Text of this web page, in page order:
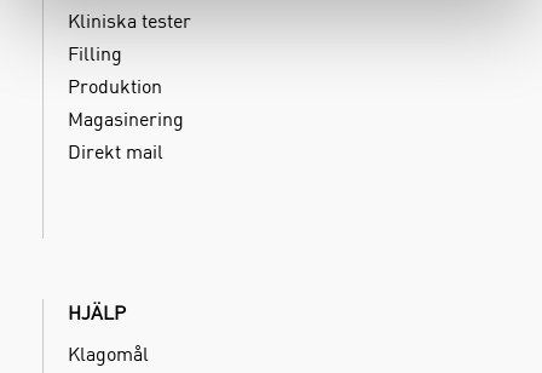
Kliniska tester
Filling
Produktion
Magasinering
Direkt mail
HJÄLP
Klagomål